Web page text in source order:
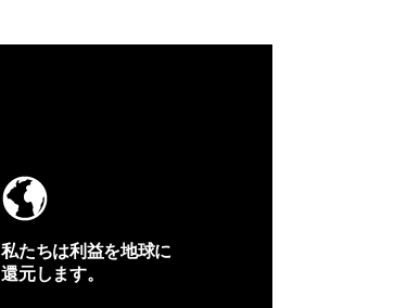
私たちは利益を地球に
還元します。